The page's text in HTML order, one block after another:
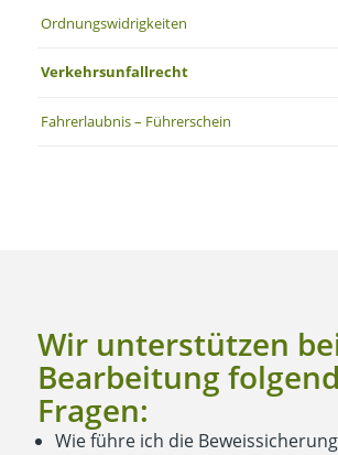
Ordnungswidrigkeiten
Verkehrsunfallrecht
Fahrerlaubnis – Führerschein
Wir unterstützen
Bearbeitung
Fragen:
Wie führe ich die